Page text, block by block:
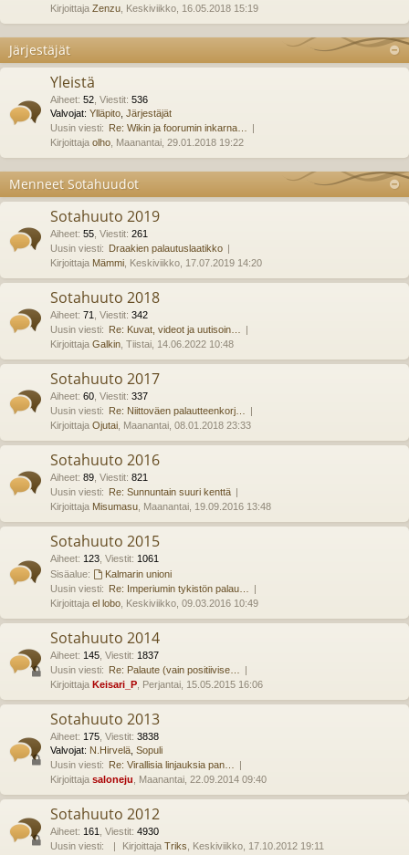
Kirjoittaja Zenzu , Keskiviikko, 16.05.2018 15:19
Järjestäjät
Yleistä
Aiheet: 52 Viestit: 536
Valvojat: Ylläpito Järjestäjät
Uusin viesti: Re: Wikin ja foorumin inkarna…
Kirjoittaja olho , Maanantai, 29.01.2018 19:22
Menneet Sotahuudot
Sotahuuto 2019
Aiheet: 55 Viestit: 261
Uusin viesti: Draakien palautuslaatikko
Kirjoittaja Mämmi , Keskiviikko, 17.07.2019 14:20
Sotahuuto 2018
Aiheet: 71 Viestit: 342
Uusin viesti: Re: Kuvat, videot ja uutisoin…
Kirjoittaja Galkin , Tiistai, 14.06.2022 10:48
Sotahuuto 2017
Aiheet: 60 Viestit: 337
Uusin viesti: Re: Niittoväen palautteenkorj…
Kirjoittaja Ojutai , Maanantai, 08.01.2018 23:33
Sotahuuto 2016
Aiheet: 89 Viestit: 821
Uusin viesti: Re: Sunnuntain suuri kenttä
Kirjoittaja Misumasu , Maanantai, 19.09.2016 13:48
Sotahuuto 2015
Aiheet: 123 Viestit: 1061
Sisäalue:
Kalmarin unioni
Uusin viesti: Re: Imperiumin tykistön palau…
Kirjoittaja el lobo , Keskiviikko, 09.03.2016 10:49
Sotahuuto 2014
Aiheet: 145 Viestit: 1837
Uusin viesti: Re: Palaute (vain positiivise…
Kirjoittaja Keisari_P , Perjantai, 15.05.2015 16:06
Sotahuuto 2013
Aiheet: 175 Viestit: 3838
Valvojat: N.Hirvelä Sopuli
Uusin viesti: Re: Virallisia linjauksia pan…
Kirjoittaja saloneju , Maanantai, 22.09.2014 09:40
Sotahuuto 2012
Aiheet: 161 Viestit: 4930
Uusin viesti:
Kirjoittaja Triks , Keskiviikko, 17.10.2012 19:11